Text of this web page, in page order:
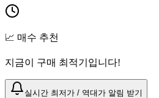
📈 매수 추천
지금이 구매 최적기입니다!
실시간 최저가 / 역대가 알림 받기